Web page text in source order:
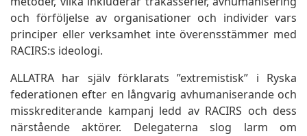
och förföljelse av organisationer och individer vars
principer eller verksamhet inte överensstämmer med
RACIRS:s ideologi.
ALLATRA har själv förklarats ”extremistisk” i Ryska
federationen efter en långvarig avhumaniserande och
misskrediterande kampanj ledd av RACIRS och dess
närstående aktörer. Delegaterna slog larm om